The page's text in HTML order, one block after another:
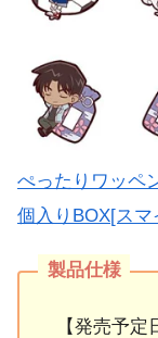
ぺったりワッペ
個入りBOX[スマ
【発売予